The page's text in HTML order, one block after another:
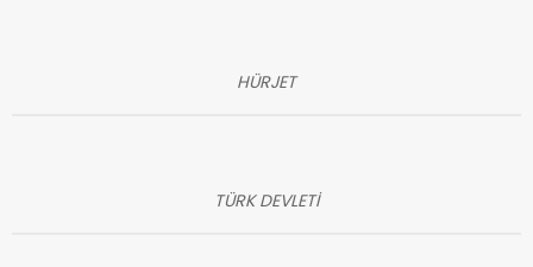
HÜRJET
TÜRK DEVLETİ